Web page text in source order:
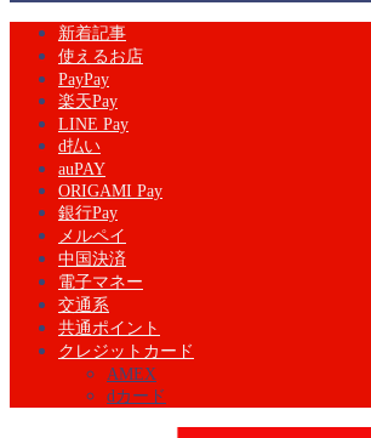
新着記事
使えるお店
PayPay
楽天Pay
LINE Pay
d払い
auPAY
ORIGAMI Pay
銀行Pay
メルペイ
中国決済
電子マネー
交通系
共通ポイント
クレジットカード
AMEX
dカード